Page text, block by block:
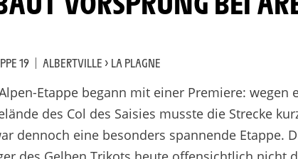
19 | ALBERTVILLE > LA PLAGNE
Etappe begann mit einer Premiere: wegen
des Col des Saisies musste die Strecke
dennoch eine besonders spannende Etappe.